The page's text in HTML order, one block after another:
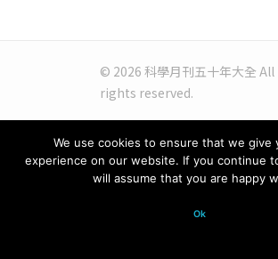
© 2026 科學月刊五十年大全 All
rights reserved.
We use cookies to ensure that we give
experience on our website. If you continue
will assume that you are happy
Ok